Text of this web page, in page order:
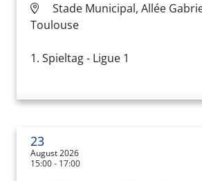
Stade Municipal, Allée
Toulouse
1. Spieltag - Ligue 1
23
August 2026
15:00 - 17:00